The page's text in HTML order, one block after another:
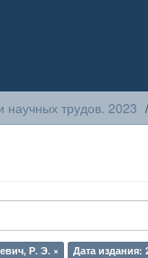
научных трудов. 2023
Р. Э. × Дата издания: